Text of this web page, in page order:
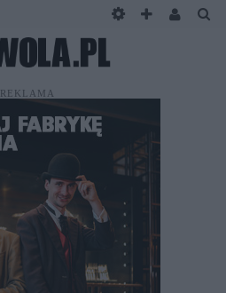
REKLAMA